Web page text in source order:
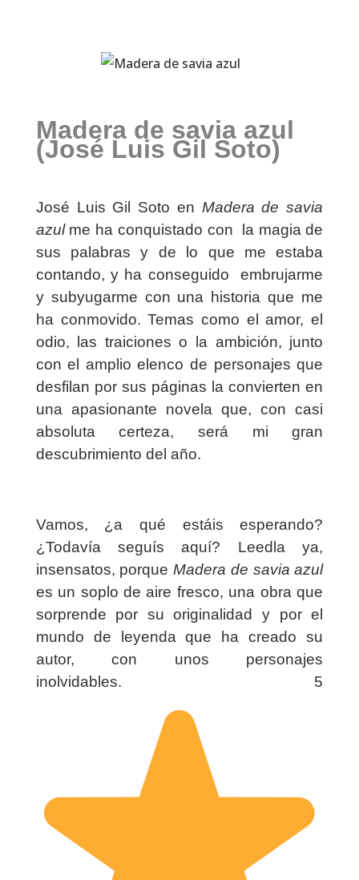
Madera de savia azul
(José Luis Gil Soto)
José Luis Gil Soto en Madera de savia
azul me ha conquistado con la magia de
sus palabras y de lo que me estaba
contando, y ha conseguido embrujarme
y subyugarme con una historia que me
ha conmovido. Temas como el amor, el
odio, las traiciones o la ambición, junto
con el amplio elenco de personajes que
desfilan por sus páginas la convierten en
una apasionante novela que, con casi
absoluta certeza, será mi gran
descubrimiento del año.
Vamos, ¿a qué estáis esperando?
¿Todavía seguís aquí? Leedla ya,
insensatos, porqueMadera de savia azul
es un soplo de aire fresco, una obra que
sorprende por su originalidad y por el
mundo de leyenda que ha creado su
autor, con unos personajes
inolvidables. 5